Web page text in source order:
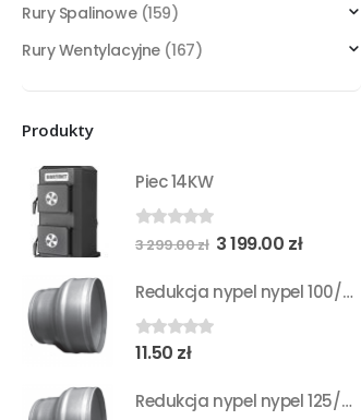
Rury Spalinowe (159)
Rury Wentylacyjne (167)
Produkty
Piec 14KW
0 out of 5
3 299.00zł Pierwotna
wynosiła:
3 199.00 złAktualna
wynosi:Redukcja nypel nypel 100/80
0out of 5
11.50 zł
Redukcja nypel nypel 125/80